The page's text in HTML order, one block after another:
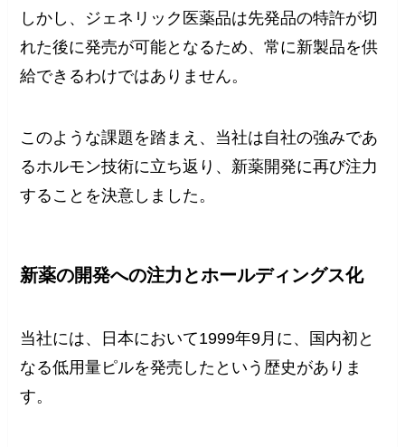
しかし、ジェネリック医薬品は先発品の特許が切
れた後に発売が可能となるため、常に新製品を供
給できるわけではありません。
このような課題を踏まえ、当社は自社の強みであ
るホルモン技術に立ち返り、新薬開発に再び注力
することを決意しました。
新薬の開発への注力とホールディングス化
当社には、日本において1999年9月に、国内初と
なる低用量ピルを発売したという歴史がありま
す。